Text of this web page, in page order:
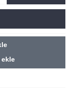
ekle